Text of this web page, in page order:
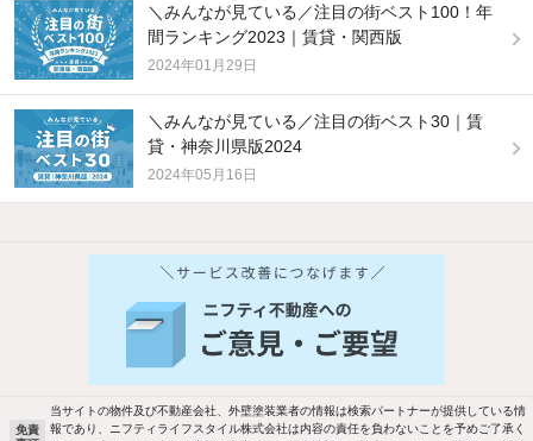
＼みんなが見ている／注目の街ベスト100！年
間ランキング2023｜賃貸・関西版
2024年01月29日
＼みんなが見ている／注目の街ベスト30｜賃
貸・神奈川県版2024
2024年05月16日
他の人はこんな条件で絞り込んでいます！
バス・トイレ別 2階以上
新着物件メール通知
検索中の条件の新着物件情報をいち早く
免責
当サイトの物件及び不動産会社、外壁塗装業者の情報は検索パートナーが提供している情
報であり、ニフティライフスタイル株式会社は内容の責任を負わないことを予めご了承く